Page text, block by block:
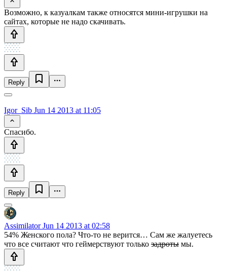
Возможно, к казуалкам также относятся мини-игрушки на
сайтах, которые не надо скачивать.
Reply
Igor_Sib Jun 14 2013 at 11:05
Спасибо.
Reply
AssimilatorJun 14 2013 at 02:58
54% Женского пола? Что-то не верится… Сам же жалуетесь
что все считают что геймерствуют только задроты мы.